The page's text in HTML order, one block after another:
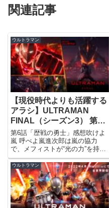
関連記事
ウルトラマン
【現役時代よりも活躍する
アラシ】ULTRAMAN
FINAL（シーズン3） 第6
話
第6話「歴戦の勇士」感想吹けよ
嵐 呼べよ嵐進次郎は嵐の協力
で、メフィストが“光の力”を持っ
た4人のウルトラマンを狙ってい
たことを知る。一方同じ頃、遠藤
もACEの助言からウルトラマン
暴走事件の真実に気付くが、その
ACEの攻撃で瀕死の重傷を負う...
ウルトラマン